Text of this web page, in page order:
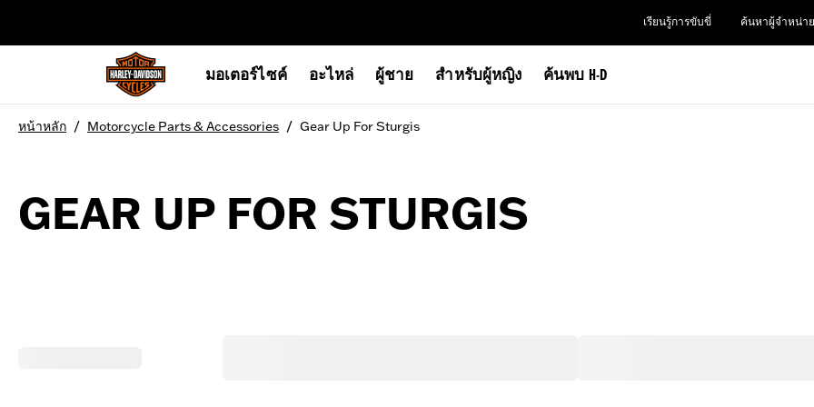
เรียนรู้การขับขี่ ค้นหาผู้จำหน่าย
มอเตอร์ไซค์ อะไหล่ ผู้ชาย สำหรับผู้หญิง ค้นพบ H-D
หน้าหลัก / Motorcycle Parts & Accessories / Gear Up For Sturgis
GEAR UP FOR STURGIS